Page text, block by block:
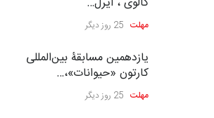
مهلت 25 روز دیگر
یازدهمین مسابقۀ بین‌المللی
کارتون «حیوانات»،…
مهلت 25 روز دیگر